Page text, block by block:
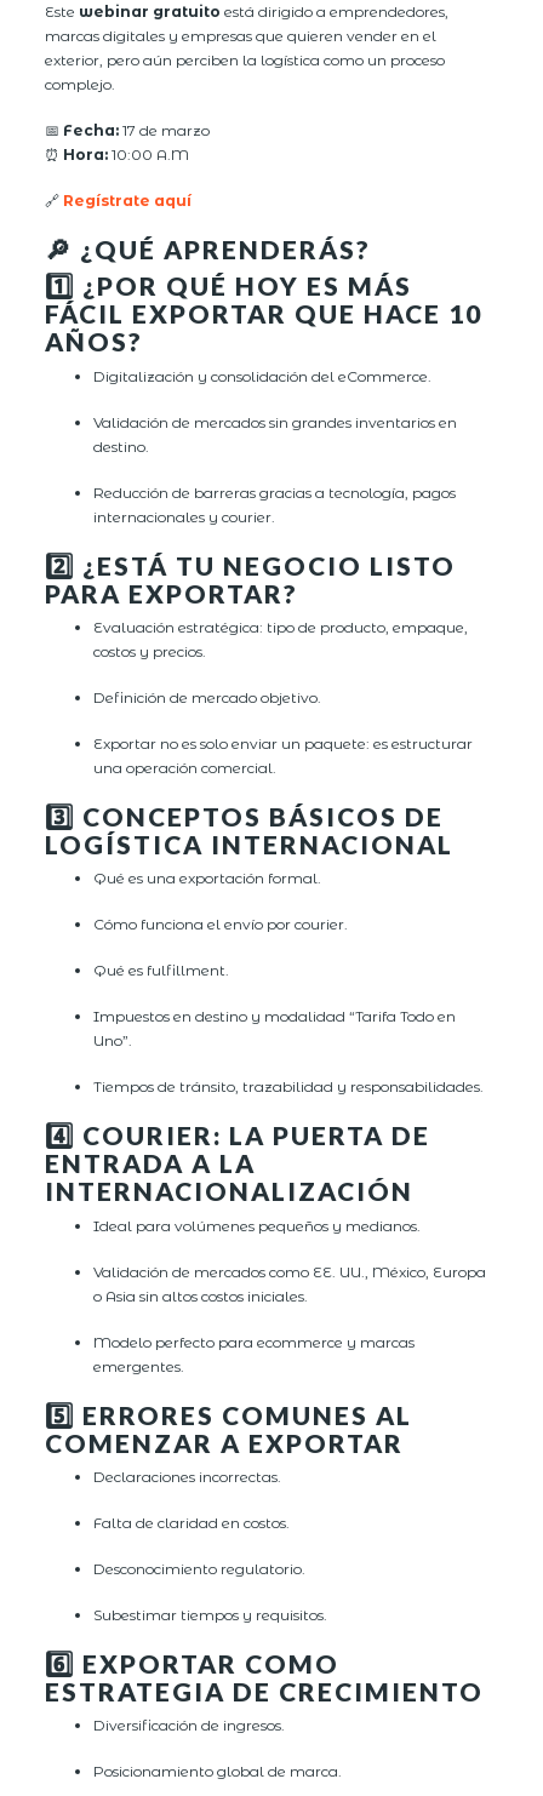
Este webinar gratuito está dirigido a emprendedores,
marcas digitales y empresas que quieren vender en el
exterior, pero aún perciben la logística como un proceso
complejo.
📅 Fecha: 17 de marzo
⏰ Hora: 10:00 A.M
🔗 Regístrate aquí
🔎 ¿QUÉ APRENDERÁS?
1️⃣ ¿POR QUÉ HOY ES MÁS
FÁCIL EXPORTAR QUE HACE 10
AÑOS?
Digitalización y consolidación del eCommerce.
Validación de mercados sin grandes inventarios en
destino.
Reducción de barreras gracias a tecnología, pagos
internacionales y courier.
2️⃣ ¿ESTÁ TU NEGOCIO LISTO
PARA EXPORTAR?
Evaluación estratégica: tipo de producto, empaque,
costos y precios.
Definición de mercado objetivo.
Exportar no es solo enviar un paquete: es estructurar
una operación comercial.
3️⃣ CONCEPTOS BÁSICOS DE
LOGÍSTICA INTERNACIONAL
Qué es una exportación formal.
Cómo funciona el envío por courier.
Qué es fulfillment.
Impuestos en destino y modalidad “Tarifa Todo en
Uno”.
Tiempos de tránsito, trazabilidad y responsabilidades.
4️⃣ COURIER: LA PUERTA DE
ENTRADA A LA
INTERNACIONALIZACIÓN
Ideal para volúmenes pequeños y medianos.
Validación de mercados como EE. UU., México, Europa
o Asia sin altos costos iniciales.
Modelo perfecto para ecommerce y marcas
emergentes.
5️⃣ ERRORES COMUNES AL
COMENZAR A EXPORTAR
Declaraciones incorrectas.
Falta de claridad en costos.
Desconocimiento regulatorio.
Subestimar tiempos y requisitos.
6️⃣ EXPORTAR COMO
ESTRATEGIA DE CRECIMIENTO
Diversificación de ingresos.
Posicionamiento global de marca.